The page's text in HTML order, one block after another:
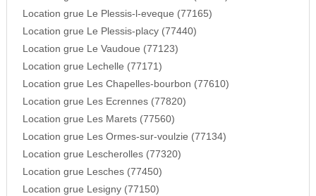
Location grue Le Plessis-l-eveque (77165)
Location grue Le Plessis-placy (77440)
Location grue Le Vaudoue (77123)
Location grue Lechelle (77171)
Location grue Les Chapelles-bourbon (77610)
Location grue Les Ecrennes (77820)
Location grue Les Marets (77560)
Location grue Les Ormes-sur-voulzie (77134)
Location grue Lescherolles (77320)
Location grue Lesches (77450)
Location grue Lesigny (77150)